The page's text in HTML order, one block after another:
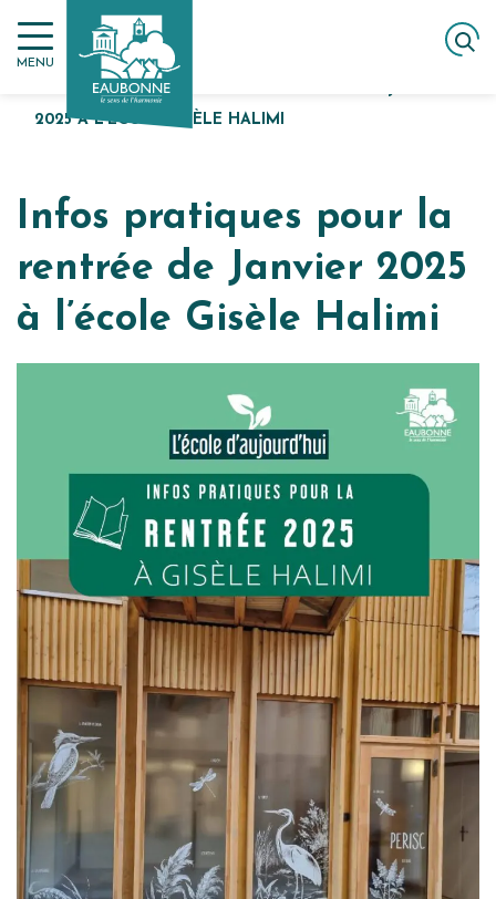
au
contenu
MENU
ACCUEIL
EAUBONNE S’ENGAGE POUR
L’ÉCOLE GISÈLE HALIMI
INFOS PRATIQUES POUR LA RENTRÉE DE JANVIER
2025 À L’ÉCOLE GISÈLE HALIMI
Infos pratiques pour la
rentrée de Janvier 2025
à l’école Gisèle Halimi